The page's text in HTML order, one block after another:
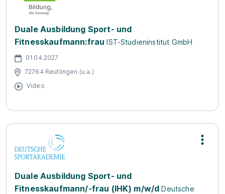
Duale Ausbildung Sport- und
Fitnesskaufmann:frau IST-Studieninstitut GmbH
01.04.2027
72764 Reutlingen (u.a.)
Video
Duale Ausbildung Sport- und
Fitnesskaufmann/-frau (IHK) m/w/d Deutsche